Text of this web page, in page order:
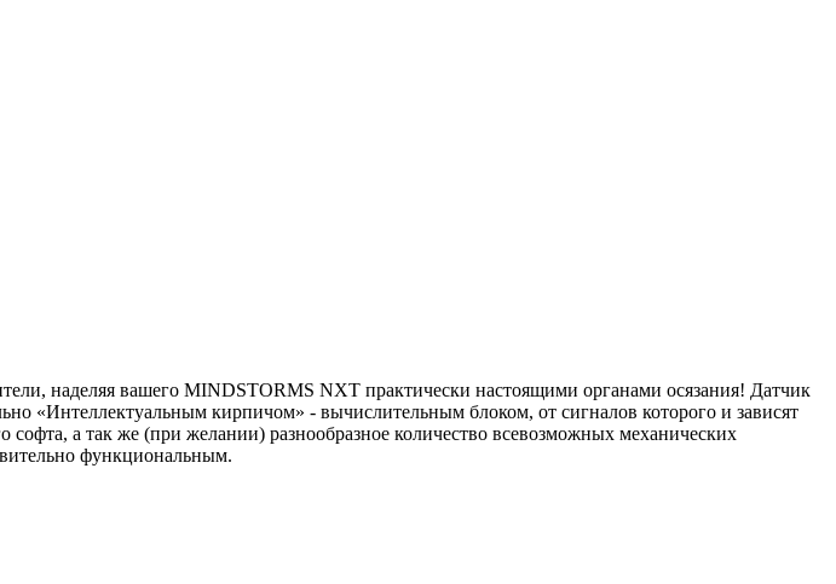
наделяя вашего MINDSTORMS NXT практически настоящими органами осязания! Датчик
«Интеллектуальным кирпичом» - вычислительным блоком, от сигналов которого и зависят
софта, а так же (при желании) разнообразное количество всевозможных механических
функциональным.